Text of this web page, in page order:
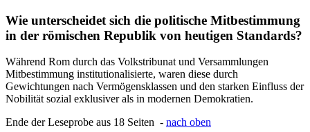
Wie unterscheidet sich die politische Mitbestimmung
in der römischen Republik von heutigen Standards?
Während Rom durch das Volkstribunat und Versammlungen
Mitbestimmung institutionalisierte, waren diese durch
Gewichtungen nach Vermögensklassen und den starken Einfluss der
Nobilität sozial exklusiver als in modernen Demokratien.
Ende der Leseprobe aus 18 Seiten - nach oben